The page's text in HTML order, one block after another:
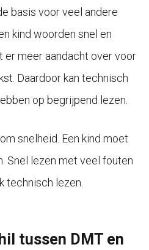
basis voor veel andere
kind woorden snel en
er meer aandacht over voor
Daardoor kan technisch
op begrijpend lezen.
snelheid. Een kind moet
Snel lezen met veel fouten
technisch lezen.
tussen DMT en